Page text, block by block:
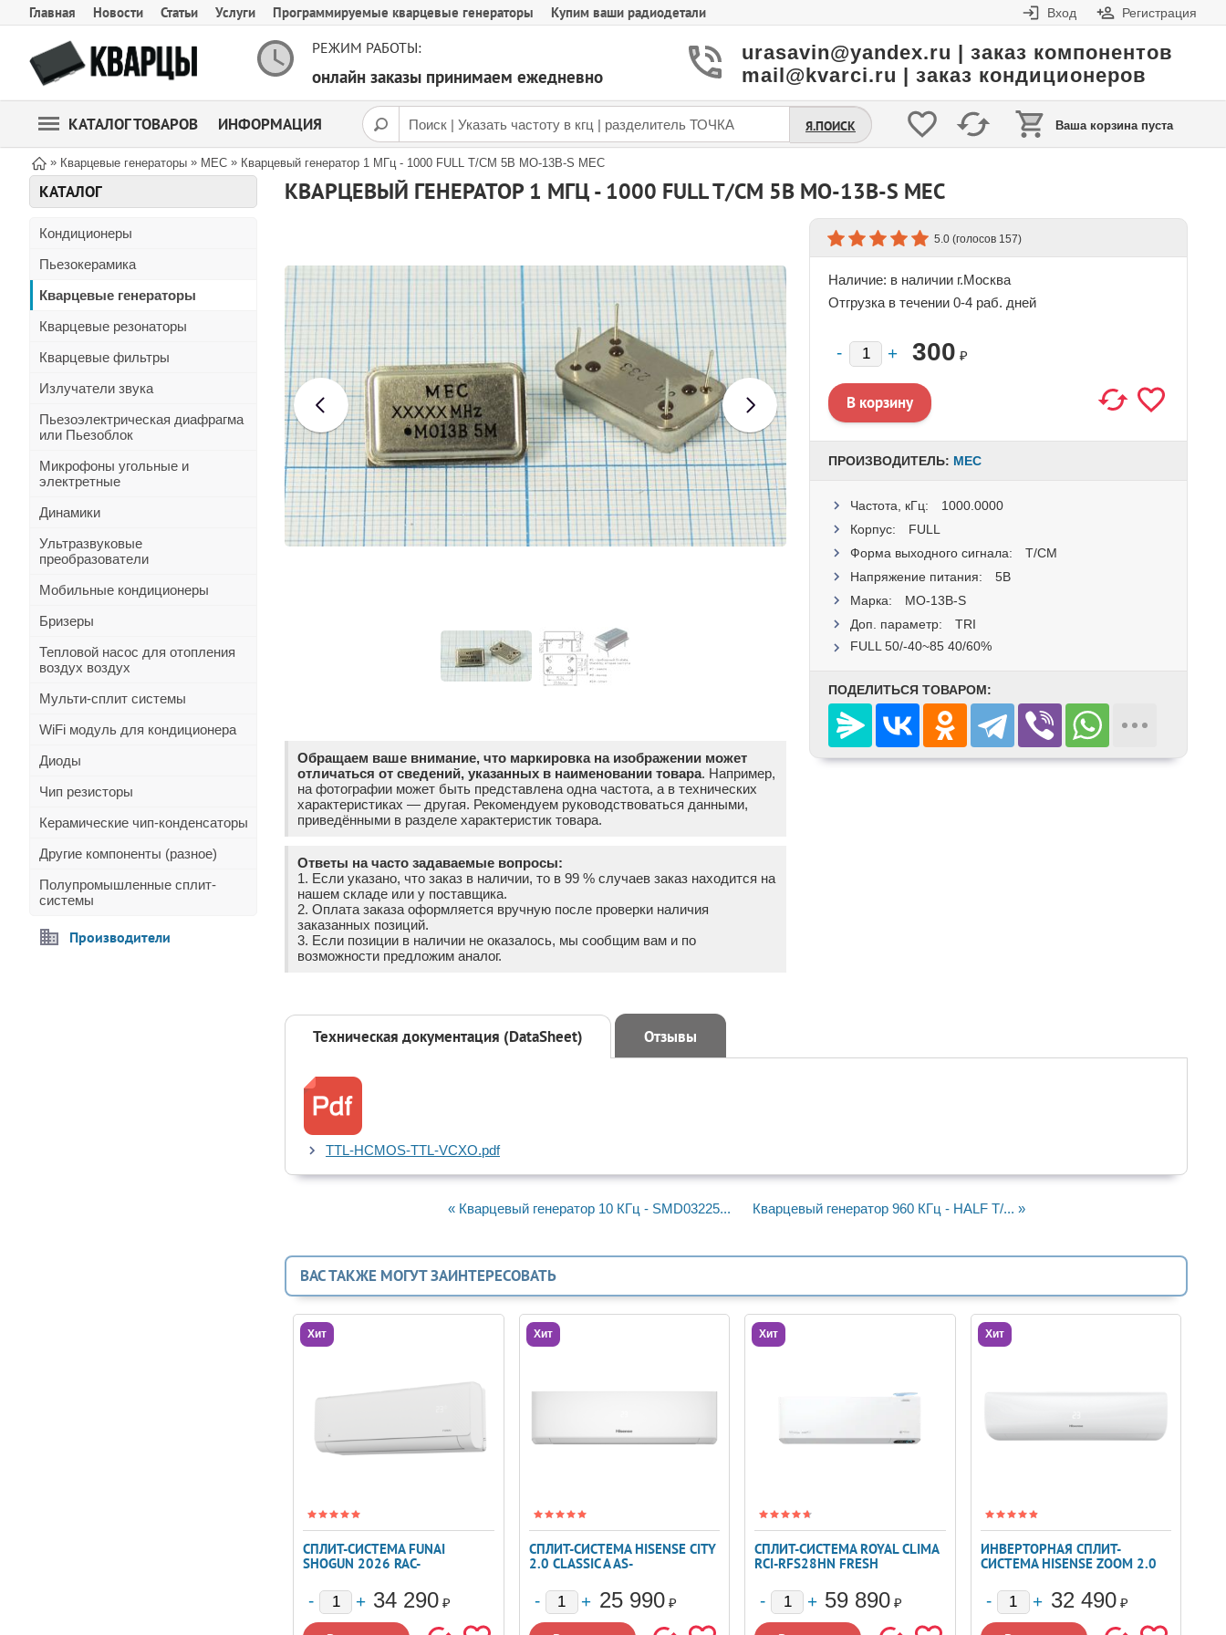
Главная Новости Статьи Услуги Программируемые кварцевые генераторы Купим ваши радиодетали Вход Регистрация
РЕЖИМ РАБОТЫ:
онлайн заказы принимаем ежедневно
urasavin@yandex.ru | заказ компонентов
mail@kvarci.ru | заказ кондиционеров
КАТАЛОГ ТОВАРОВ ИНФОРМАЦИЯ Ваша корзина пуста
Я.ПОИСК
» Кварцевые генераторы » MEC » Кварцевый генератор 1 МГц - 1000 FULL T/CM 5В MO-13B-S MEC
КАТАЛОГ
Кондиционеры
Пьезокерамика
Кварцевые генераторы
Кварцевые резонаторы
Кварцевые фильтры
Излучатели звука
Пьезоэлектрическая диафрагма
или Пьезоблок
Микрофоны угольные и
электретные
Динамики
Ультразвуковые
преобразователи
Мобильные кондиционеры
Бризеры
Тепловой насос для отопления
воздух воздух
Мульти-сплит системы
WiFi модуль для кондиционера
Диоды
Чип резисторы
Керамические чип-конденсаторы
Другие компоненты (разное)
Полупромышленные сплит-
системы
Производители
КВАРЦЕВЫЙ ГЕНЕРАТОР 1 МГЦ - 1000 FULL T/CM 5В MO-13B-S MEC
Обращаем ваше внимание, что маркировка на изображении может
отличаться от сведений, указанных в наименовании товара. Например,
на фотографии может быть представлена одна частота, а в технических
характеристиках — другая. Рекомендуем руководствоваться данными,
приведёнными в разделе характеристик товара.
Ответы на часто задаваемые вопросы:
1. Если указано, что заказ в наличии, то в 99 % случаев заказ находится на
нашем складе или у поставщика.
2. Оплата заказа оформляется вручную после проверки наличия
заказанных позиций.
3. Если позиции в наличии не оказалось, мы сообщим вам и по
возможности предложим аналог.
5.0 (голосов 157)
Наличие: в наличии г.Москва
Отгрузка в течении 0-4 раб. дней
300 ₽
ПРОИЗВОДИТЕЛЬ: MEC
Частота, кГц:
1000.0000
Корпус:
FULL
Форма выходного сигнала:
T/CM
Напряжение питания:
5В
Марка:
MO-13B-S
Доп. параметр:
TRI
FULL 50/-40~85 40/60%
ПОДЕЛИТЬСЯ ТОВАРОМ:
Техническая документация (DataSheet) Отзывы
TTL-HCMOS-TTL-VCXO.pdf
« Кварцевый генератор 10 КГц - SMD03225... Кварцевый генератор 960 КГц - HALF T/... »
ВАС ТАКЖЕ МОГУТ ЗАИНТЕРЕСОВАТЬ
Хит
СПЛИТ-СИСТЕМА FUNAI
SHOGUN 2026 RAC-
34 290 ₽
Хит
СПЛИТ-СИСТЕМА HISENSE CITY
2.0 CLASSIC A AS-
25 990 ₽
Хит
СПЛИТ-СИСТЕМА ROYAL CLIMA
RCI-RFS28HN FRESH
59 890 ₽
Хит
ИНВЕРТОРНАЯ СПЛИТ-
СИСТЕМА HISENSE ZOOM 2.0
09UW4RYRKB0632 490 ₽